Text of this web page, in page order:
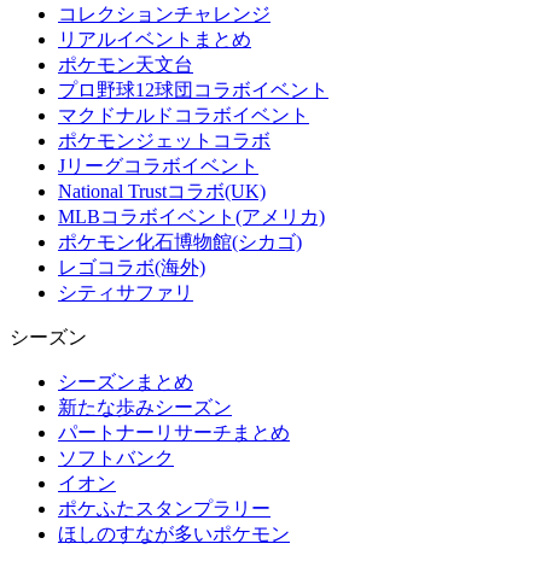
コレクションチャレンジ
リアルイベントまとめ
ポケモン天文台
プロ野球12球団コラボイベント
マクドナルドコラボイベント
ポケモンジェットコラボ
Jリーグコラボイベント
National Trustコラボ(UK)
MLBコラボイベント(アメリカ)
ポケモン化石博物館(シカゴ)
レゴコラボ(海外)
シティサファリ
シーズン
シーズンまとめ
新たな歩みシーズン
パートナーリサーチまとめ
ソフトバンク
イオン
ポケふたスタンプラリー
ほしのすなが多いポケモン